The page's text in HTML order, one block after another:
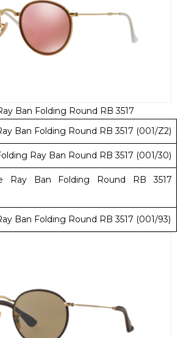
Ban Folding Round RB 3517
Ban Folding Round RB 3517 (001/Z2)
Ray Ban Round RB 3517 (001/30)
Ray Ban Folding Round RB 3517
Ban Folding Round RB 3517 (001/93)